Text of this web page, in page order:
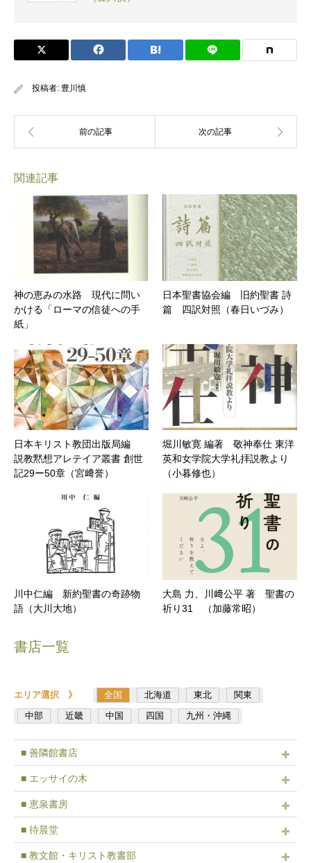
投稿者: 豊川慎
関連記事
神の恵みの水路 現代に問い
かける「ローマの信徒への手
紙」
日本聖書協会編 旧約聖書 詩
篇 四訳対照（春日いづみ）
日本キリスト教団出版局編
説教黙想アレテイア叢書 創世
記29ー50章（宮﨑誉）
堀川敏寛 編著 敬神奉仕 東洋
英和女学院大学礼拝説教より
（小暮修也）
川中仁編 新約聖書の奇跡物
語（大川大地）
大島 力、川﨑公平 著 聖書の
祈り31 （加藤常昭）
書店一覧
エリア選択 》 全国 北海道 東北
関東
中部
近畿 中国 四国 九州・沖縄
■ 善隣館書店
■ エッサイの木
■ 恵泉書房
■ 待晨堂
■ 教文館・キリスト教書部